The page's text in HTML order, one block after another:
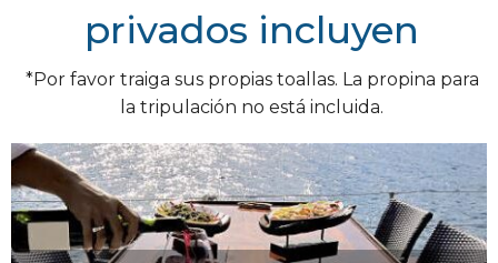
privados incluyen
*Por favor traiga sus propias toallas. La propina para
la tripulación no está incluida.